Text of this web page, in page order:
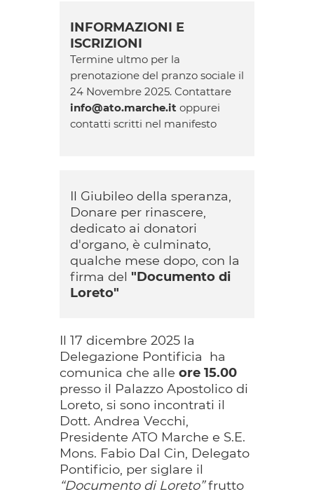
INFORMAZIONI E
ISCRIZIONI
Termine ultmo per la
prenotazione del pranzo sociale il
24 Novembre 2025. Contattare
info@ato.marche.it oppurei
contatti scritti nel manifesto
Il Giubileo della speranza,
Donare per rinascere,
dedicato ai donatori
d'organo, è culminato,
qualche mese dopo, con la
firma del "Documento di
Loreto"
Il 17 dicembre 2025 la
Delegazione Pontificia ha
comunica che alle ore 15.00
presso il Palazzo Apostolico di
Loreto, si sono incontrati il
Dott. Andrea Vecchi,
Presidente ATO Marche e S.E.
Mons. Fabio Dal Cin, Delegato
Pontificio, per siglare il
“Documento di Loreto”frutto